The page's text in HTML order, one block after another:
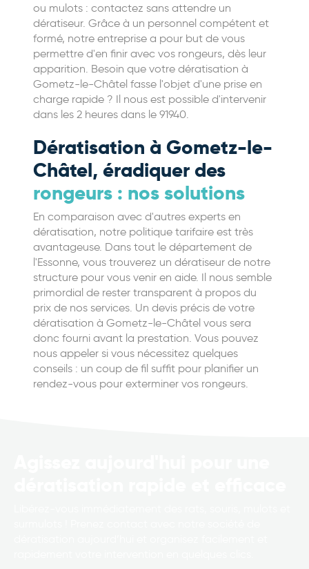
ou mulots : contactez sans attendre un
dératiseur. Grâce à un personnel compétent et
formé, notre entreprise a pour but de vous
permettre d'en finir avec vos rongeurs, dès leur
apparition. Besoin que votre dératisation à
Gometz-le-Châtel fasse l'objet d'une prise en
charge rapide ? Il nous est possible d'intervenir
dans les 2 heures dans le 91940.
Dératisation à Gometz-le-
Châtel, éradiquer des
rongeurs : nos solutions
En comparaison avec d'autres experts en
dératisation, notre politique tarifaire est très
avantageuse. Dans tout le département de
l'Essonne, vous trouverez un dératiseur de notre
structure pour vous venir en aide. Il nous semble
primordial de rester transparent à propos du
prix de nos services. Un devis précis de votre
dératisation à Gometz-le-Châtel vous sera
donc fourni avant la prestation. Vous pouvez
nous appeler si vous nécessitez quelques
conseils : un coup de fil suffit pour planifier un
rendez-vous pour exterminer vos rongeurs.